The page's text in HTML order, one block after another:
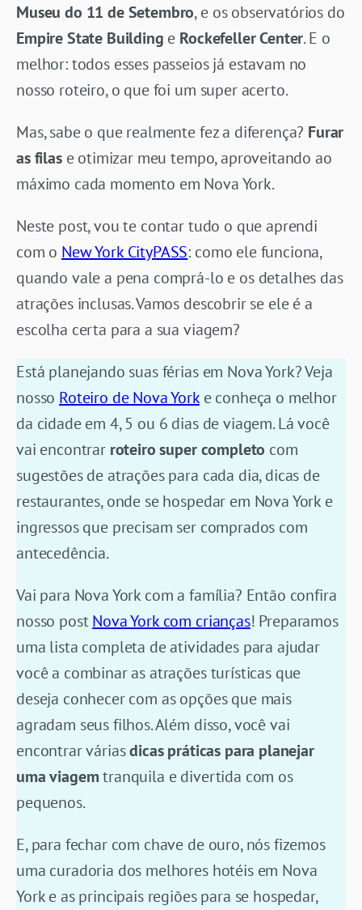
Museu do 11 de Setembro, e os observatórios do
Empire State Building e Rockefeller Center. E o
melhor: todos esses passeios já estavam no
nosso roteiro, o que foi um super acerto.
Mas, sabe o que realmente fez a diferença? Furar
as filase otimizar meu tempo, aproveitando ao
máximo cada momento em Nova York.
Neste post, vou te contar tudo o que aprendi
com o New York CityPASS: como ele funciona,
quando vale a pena comprá-lo e os detalhes das
atrações inclusas. Vamos descobrir se ele é a
escolha certa para a sua viagem?
Está planejando suas férias em Nova York? Veja
nosso Roteiro de Nova Yorke conheça o melhor
da cidade em 4, 5 ou 6 dias de viagem. Lá você
vai encontrar roteiro super completo com
sugestões de atrações para cada dia, dicas de
restaurantes, onde se hospedar em Nova York e
ingressos que precisam ser comprados com
antecedência.
Vai para Nova York com a família? Então confira
nosso postNova York com crianças! Preparamos
uma lista completa de atividades para ajudar
você a combinar as atrações turísticas que
deseja conhecer com as opções que mais
agradam seus filhos. Além disso, você vai
encontrar váriasdicas práticas para planejar
uma viagemtranquila e divertida com os
pequenos.
E, para fechar com chave de ouro, nós fizemos
uma curadoria dos melhores hotéis em Nova
York e as principais regiões para se hospedar,